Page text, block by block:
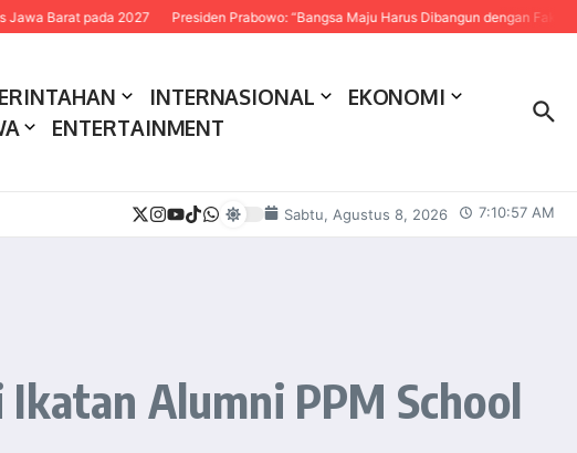
pada 2027 Presiden Prabowo: “Bangsa Maju Harus Dibangun dengan Fakta dan
INTERNASIONAL
EKONOMI
ENTERTAINMENT
Sabtu, Agustus 8, 2026 7:10:58 AM
Alumni PPM School